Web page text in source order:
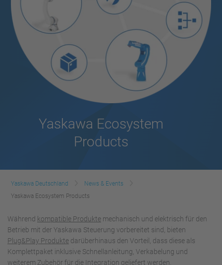
Yaskawa Ecosystem
Products
Yaskawa Deutschland
News & Events
Yaskawa Ecosystem Products
Während kompatible Produkte mechanisch und elektrisch für den
Betrieb mit der Yaskawa Steuerung vorbereitet sind, bieten
Plug&Play Produkte darüberhinaus den Vorteil, dass diese als
Komplettpaket inklusive Schnellanleitung, Verkabelung und
weiterem Zubehör für die Integration geliefert werden.